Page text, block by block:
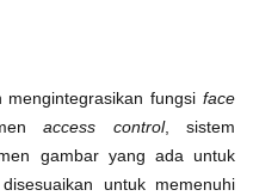
fungsi face
access control, sistem
gambar yang ada untuk
untuk memenuhi